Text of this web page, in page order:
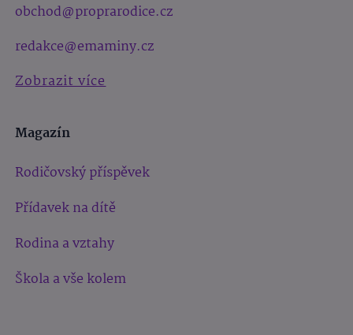
obchod@proprarodice.cz
redakce@emaminy.cz
Zobrazit více
Magazín
Rodičovský příspěvek
Přídavek na dítě
Rodina a vztahy
Škola a vše kolem